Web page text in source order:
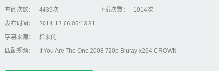
查阅次数：
4439次 下载次数：
1014次
发布时间：
2014-12-06 05:13:31
字幕来源：
捡来的
匹配视频：
If You Are The One 2008 720p Bluray x264-CROWN